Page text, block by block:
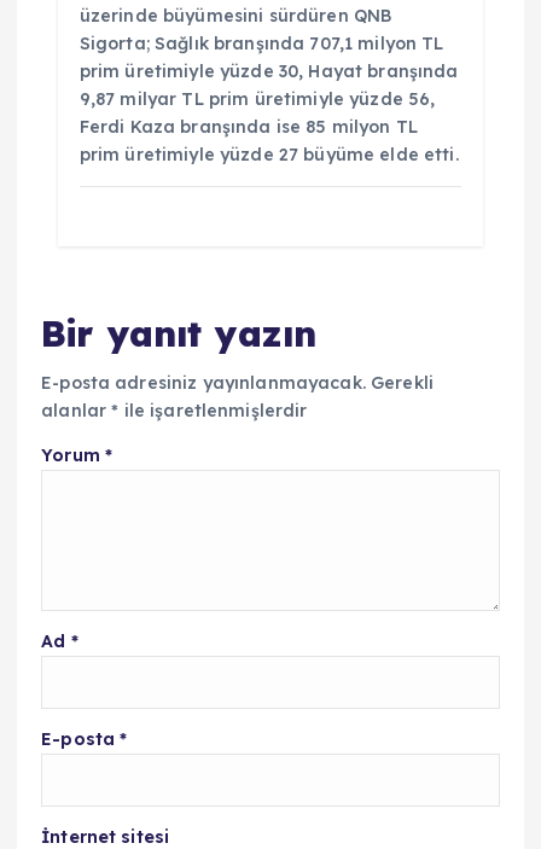
üzerinde büyümesini sürdüren QNB
Sigorta; Sağlık branşında 707,1 milyon TL
prim üretimiyle yüzde 30, Hayat branşında
9,87 milyar TL prim üretimiyle yüzde 56,
Ferdi Kaza branşında ise 85 milyon TL
prim üretimiyle yüzde 27 büyüme elde etti.
Bir yanıt yazın
E-posta adresiniz yayınlanmayacak. Gerekli
alanlar* ile işaretlenmişlerdir
Yorum *
Ad *
E-posta*
İnternet sitesi